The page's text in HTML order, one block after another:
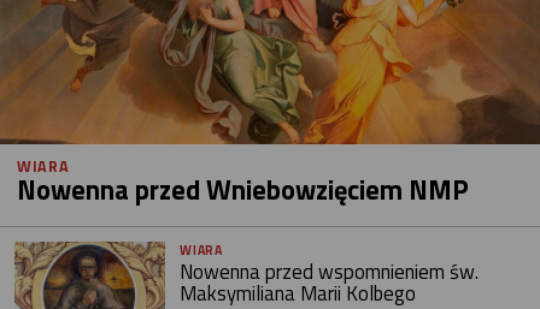
WIARA
Nowenna przed Wniebowzięciem NMP
WIARA
Nowenna przed wspomnieniem św.
Maksymiliana Marii Kolbego